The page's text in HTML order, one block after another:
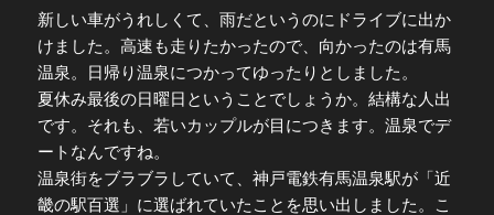
新しい車がうれしくて、雨だというのにドライブに出か
けました。高速も走りたかったので、向かったのは有馬
温泉。日帰り温泉につかってゆったりとしました。
夏休み最後の日曜日ということでしょうか。結構な人出
です。それも、若いカップルが目につきます。温泉でデ
ートなんですね。
温泉街をブラブラしていて、神戸電鉄有馬温泉駅が「近
畿の駅百選」に選ばれていたことを思い出しました。こ